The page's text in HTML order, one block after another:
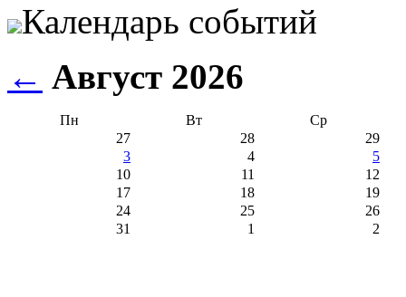
Календарь событий
← Август 2026
Пн Вт
Ср
27
28
29
3
4
5
10
11
12
17
18
19
24
25
26
31
1 2